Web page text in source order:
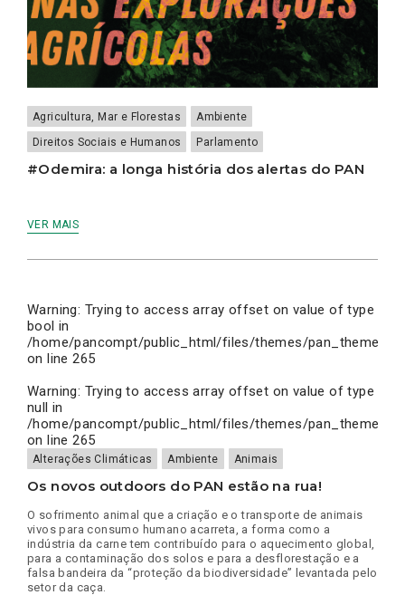
Agricultura, Mar e Florestas
Ambiente
Direitos Sociais e Humanos
Parlamento
#Odemira: a longa história dos alertas do PAN
VER MAIS
Warning: Trying to access array offset on value of type
bool in
/home/pancompt/public_html/files/themes/pan_theme/
on line265
Warning: Trying to access array offset on value of type
null in
/home/pancompt/public_html/files/themes/pan_theme/
on line265
Alterações Climáticas Ambiente Animais
Os novos outdoors do PAN estão na rua!
O sofrimento animal que a criação e o transporte de animais
vivos para consumo humano acarreta, a forma como a
indústria da carne tem contribuído para o aquecimento global,
para a contaminação dos solos e para a desflorestação e a
falsa bandeira da “proteção da biodiversidade” levantada pelo
setor da caça.